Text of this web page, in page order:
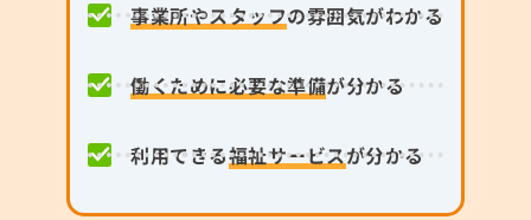
事業所やスタッフの雰囲気がわかる
働くために必要な準備が分かる
利用できる福祉サービスが分かる